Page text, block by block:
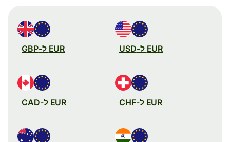
EUR ל-USD EUR ל-GBP
EUR ל-CHF EUR ל-CAD